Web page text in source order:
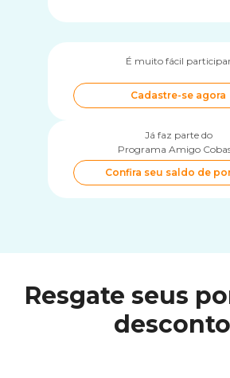
É muito fácil
Cadastre-se agora
Já faz parte do
Programa Amigo
Confira seu saldo de
Resgate seus